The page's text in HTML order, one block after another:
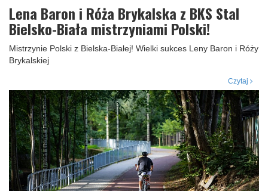
Lena Baron i Róża Brykalska z BKS Stal
Bielsko-Biała mistrzyniami Polski!
Mistrzynie Polski z Bielska-Białej! Wielki sukces Leny Baron i Róży
Brykalskiej
Czytaj